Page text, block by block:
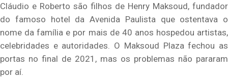
Cláudio e Roberto são filhos de Henry Maksoud, fundador
do famoso hotel da Avenida Paulista que ostentava o
nome da família e por mais de 40 anos hospedou artistas,
celebridades e autoridades. O Maksoud Plaza fechou as
portas no final de 2021, mas os problemas não pararam
por aí.